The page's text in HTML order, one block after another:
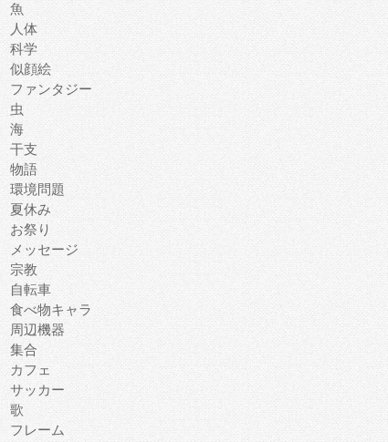
魚
人体
科学
似顔絵
ファンタジー
虫
海
干支
物語
環境問題
夏休み
お祭り
メッセージ
宗教
自転車
食べ物キャラ
周辺機器
集合
カフェ
サッカー
歌
フレーム